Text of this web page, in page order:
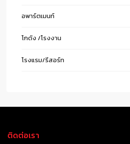
อพาร์ตเมนท์
โกดัง /โรงงาน
โรงแรม/รีสอร์ท
ติดต่อเรา